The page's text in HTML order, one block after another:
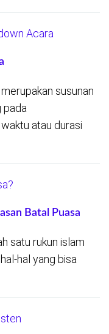
susunan
pada
atau durasi
Batal Puasa
satu rukun islam
hal yang bisa